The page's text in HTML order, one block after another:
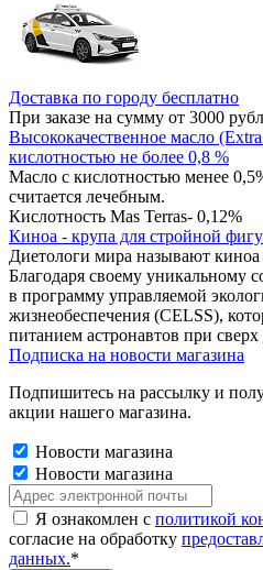
Доставка по городу бесплатно
При заказе на сумму от 3000
Высококачественное масло
кислотностью не более 0,8 %
Масло с кислотностью менее
считается лечебным.
Кислотность Mas Terras- 0,12%
Киноа - крупа для стройной
Диетологи мира называют киноа
Благодаря своему уникальному
в программу управляемой
жизнеобеспечения (CELSS),
питанием астронавтов при
Подписка на новости магазина
Подпишитесь на рассылку и
акции нашего магазина.
Новости магазина
Новости магазина
Я ознакомлен с политикой
согласие на обработку
данных.*